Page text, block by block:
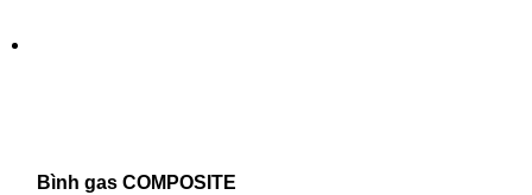
Bình gas COMPOSITE